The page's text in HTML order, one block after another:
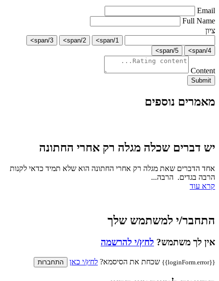
Email
Full Name
ציון
1/span>
2/span>
3/span>
4/span>
5/span>
Content
Submit
מאמרים נוספים
יש דברים שכלה מגלה רק אחרי החתונה
אחד הדברים שאת מגלה רק אחרי החתונה הוא שלא תמיד כדאי לקנות
הרבה בגדים. הרבה...
קרא עוד
התחבר/י למשתמש שלך
אין לך משתמש? לחץ/י להרשמה
{{loginForm.error}} שכחת את הסיסמא? לחץ/י כאן התחברות